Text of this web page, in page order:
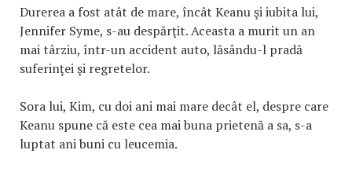
Durerea a fost atât de mare, încât Keanu şi iubita lui,
Jennifer Syme, s-au despărţit. Aceasta a murit un an
mai târziu, într-un accident auto, lăsându-l pradă
suferinţei şi regretelor.
Sora lui, Kim, cu doi ani mai mare decât el, despre care
Keanu spune că este cea mai buna prietenă a sa, s-a
luptat ani buni cu leucemia.